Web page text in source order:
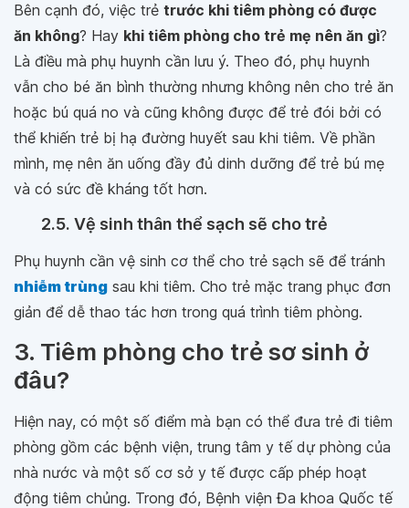
Bên cạnh đó, việc trẻ trước khi tiêm phòng có được
ăn không? Hay khi tiêm phòng cho trẻ mẹ nên ăn gì?
Là điều mà phụ huynh cần lưu ý. Theo đó, phụ huynh
vẫn cho bé ăn bình thường nhưng không nên cho trẻ ăn
hoặc bú quá no và cũng không được để trẻ đói bởi có
thể khiến trẻ bị hạ đường huyết sau khi tiêm. Về phần
mình, mẹ nên ăn uống đầy đủ dinh dưỡng để trẻ bú mẹ
và có sức đề kháng tốt hơn.
2.5. Vệ sinh thân thể sạch sẽ cho trẻ
Phụ huynh cần vệ sinh cơ thể cho trẻ sạch sẽ để tránh
nhiễm trùng sau khi tiêm. Cho trẻ mặc trang phục đơn
giản để dễ thao tác hơn trong quá trình tiêm phòng.
3. Tiêm phòng cho trẻ sơ sinh ở
đâu?
Hiện nay, có một số điểm mà bạn có thể đưa trẻ đi tiêm
phòng gồm các bệnh viện, trung tâm y tế dự phòng của
nhà nước và một số cơ sở y tế được cấp phép hoạt
động tiêm chủng. Trong đó, Bệnh viện Đa khoa Quốc tế